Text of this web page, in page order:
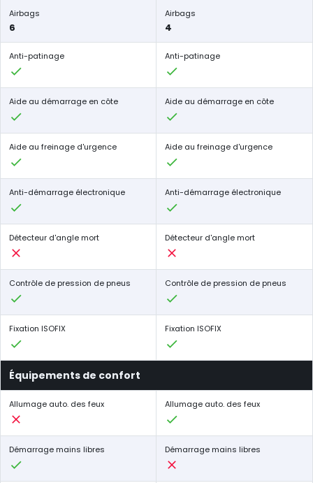
Airbags
6
Airbags
4
Anti-patinage Anti-patinage
Aide au démarrage en côte Aide au démarrage en côte
Aide au freinage d'urgence Aide au freinage d'urgence
Anti-démarrage électronique Anti-démarrage électronique
Détecteur d'angle mort Détecteur d'angle mort
Contrôle de pression de pneus Contrôle de pression de pneus
Fixation ISOFIX Fixation ISOFIX
Équipements de confort
Allumage auto. des feux Allumage auto. des feux
Démarrage mains libres Démarrage mains libres